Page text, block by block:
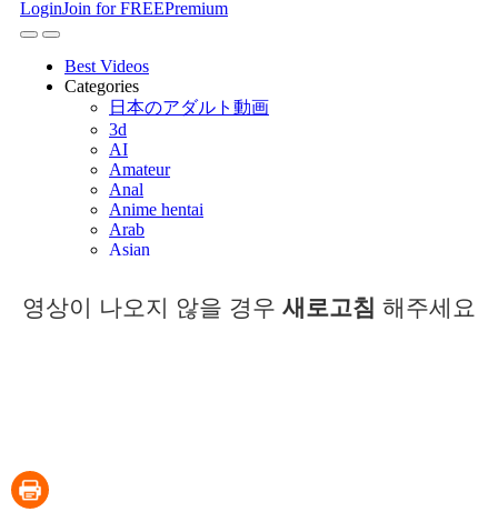
영상이 나오지 않을 경우 새로고침 해주세요